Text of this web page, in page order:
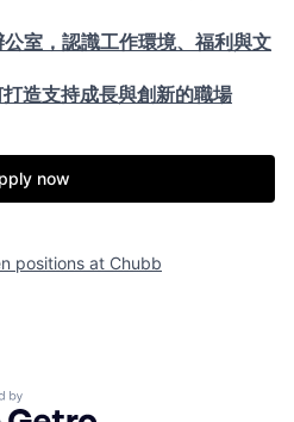
室，認識工作環境、福利與文
造支持成長與創新的職場
now
positions at Chubb
by Getro.com